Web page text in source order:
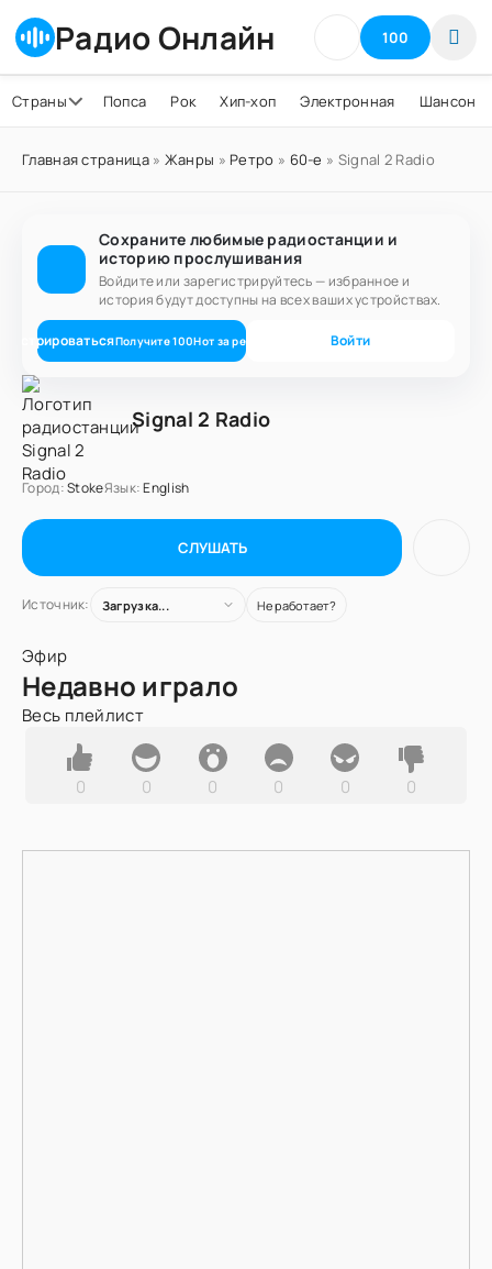
Радио Онлайн 100
Страны Попса Рок Хип-хоп Электронная Шансон
Главная страница» Жанры » Ретро » 60-е » Signal 2 Radio
Сохраните любимые радиостанции и
историю прослушивания
Войдите или зарегистрируйтесь — избранное и
история будут доступны на всех ваших устройствах.
Получите100Нот за регистрацию Войти
Signal 2 Radio
Город:StokeЯзык: English
СЛУШАТЬ
Источник: Загрузка... Не работает?
Эфир
Недавно играло
Весь плейлист
0 0 0 0 0 0